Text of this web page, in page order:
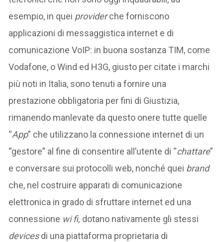
esempio, in quei providerche forniscono
applicazioni di messaggistica internet e di
comunicazione VoIP: in buona sostanza TIM, come
Vodafone, o Wind ed H3G, giusto per citate i marchi
più noti in Italia, sono tenuti a fornire una
prestazione obbligatoria per fini di Giustizia,
rimanendo manlevate da questo onere tutte quelle
“App” che utilizzano la connessione internet di un
“gestore” al fine di consentire all’utente di “chattare”
e conversare sui protocolli web, nonché quei brand
che, nel costruire apparati di comunicazione
elettronica in grado di sfruttare internet ed una
connessione wi fi, dotano nativamente gli stessi
devicesdi una piattaforma proprietaria di